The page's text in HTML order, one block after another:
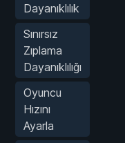
Dayanıklılık
Sınırsız
Zıplama
Dayanıklılığı
Oyuncu
Hızını
Ayarla